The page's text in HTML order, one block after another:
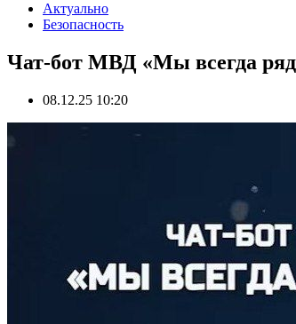
Актуально
Безопасность
Чат-бот МВД «Мы всегда
08.12.25 10:20